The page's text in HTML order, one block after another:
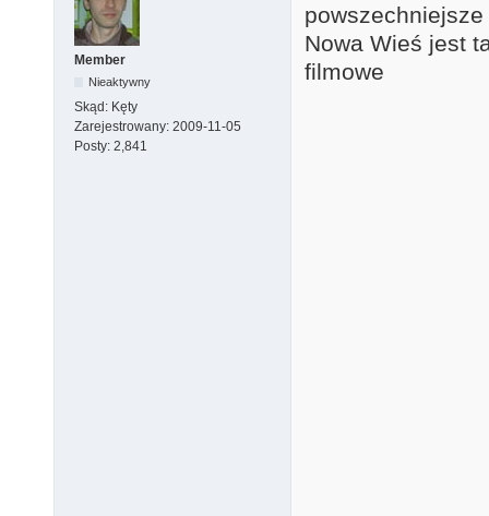
Member
Nieaktywny
Skąd: Kęty
Zarejestrowany: 2009-11-05
Posty: 2,841
Nowa Wieś jest
filmowe